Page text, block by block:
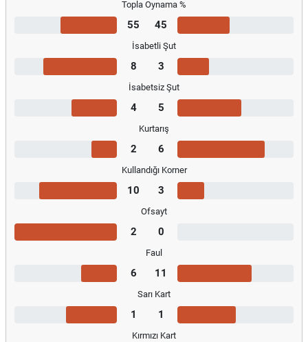
Topla Oynama %
55 45
İsabetli Şut
8 3
İsabetsiz Şut
4 5
Kurtarış
2 6
Kullandığı Korner
10 3
Ofsayt
2 0
Faul
6 11
Sarı Kart
1 1
Kırmızı Kart